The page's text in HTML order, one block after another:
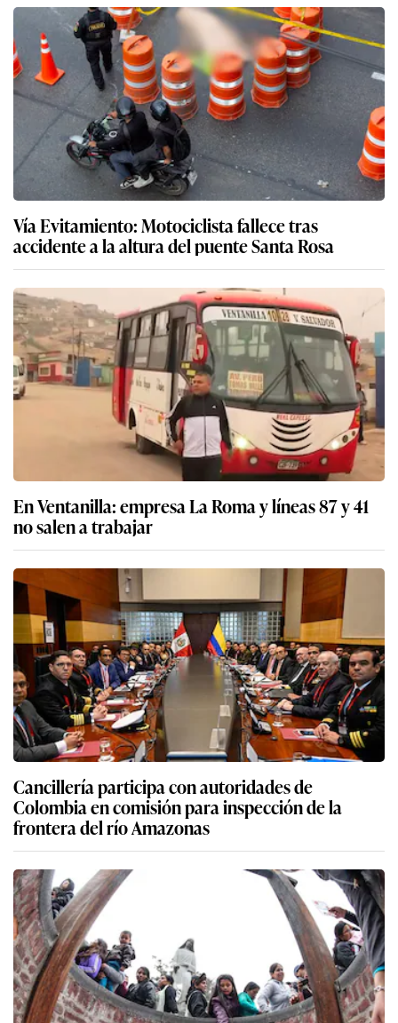
Vía Evitamiento: Motociclista fallece tras
accidente a la altura del puente Santa Rosa
En Ventanilla: empresa La Roma y líneas 87 y 41
no salen a trabajar
Cancillería participa con autoridades de
Colombia en comisión para inspección de la
frontera del río Amazonas